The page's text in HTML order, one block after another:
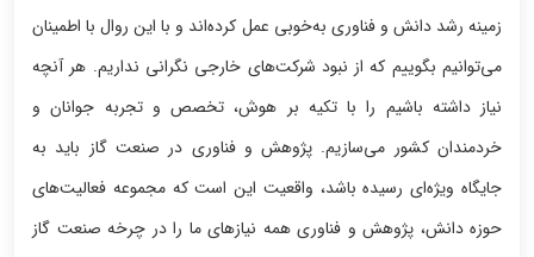
زمینه رشد دانش و فناوری به‌خوبی عمل کرده‌اند و با این روال با اطمینان
می‌توانیم بگوییم که از نبود شرکت‌های خارجی نگرانی نداریم. هر آنچه
نیاز داشته باشیم را با تکیه بر هوش، تخصص و تجربه جوانان و
خردمندان کشور می‌سازیم. پژوهش و فناوری در صنعت گاز باید به
جایگاه ویژه‌ای رسیده باشد، واقعیت این است که مجموعه فعالیت‌های
حوزه دانش، پژوهش و فناوری همه نیازهای ما را در چرخه صنعت گاز